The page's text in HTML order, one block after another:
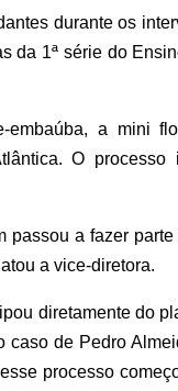
durante os
da 1ª série do
embaúba, a mini
O
passou a fazer
a vice-diretora.
diretamente do
de Pedro
processo